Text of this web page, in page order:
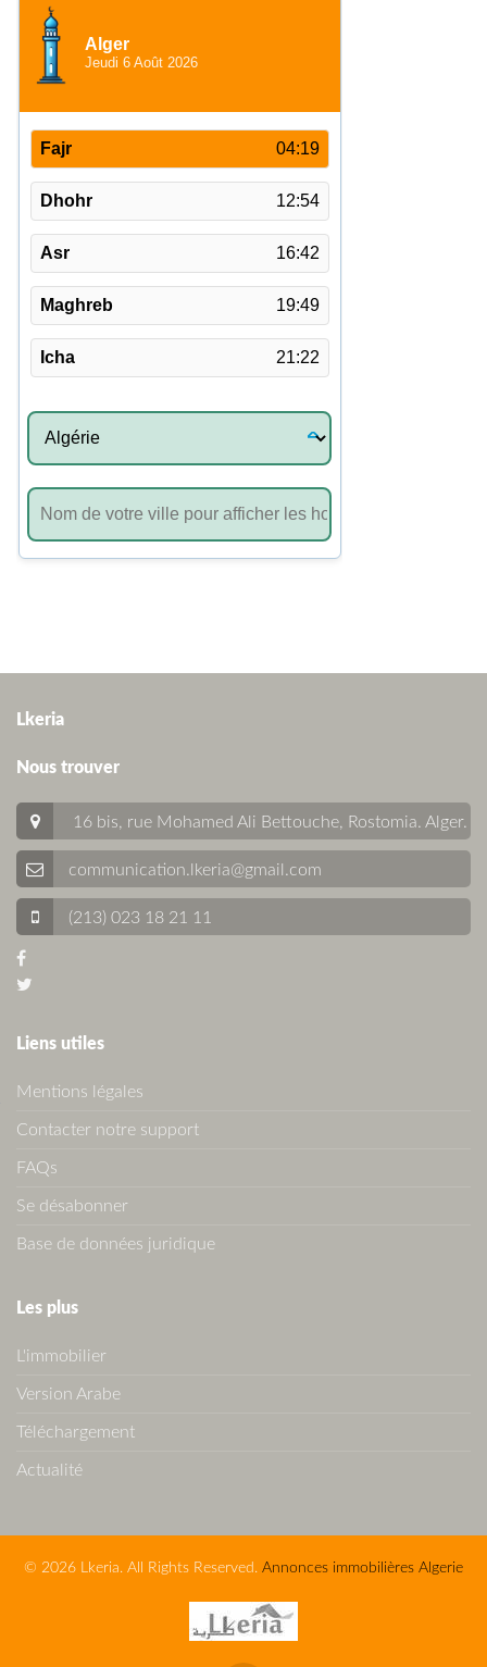
Lkeria
Nous trouver
16 bis, rue Mohamed Ali Bettouche, Rostomia. Alger.
communication.lkeria@gmail.com
(213) 023 18 21 11
Liens utiles
Mentions légales
Contacter notre support
FAQs
Se désabonner
Base de données juridique
Les plus
L'immobilier
Version Arabe
Téléchargement
Actualité
© 2026 Lkeria. All Rights Reserved. Annonces immobilières Algerie